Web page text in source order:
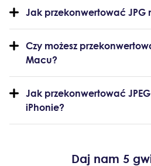
Jak przekonwertować JPG
Czy możesz
Macu?
Jak przekonwertować
iPhonie?
Daj nam 5